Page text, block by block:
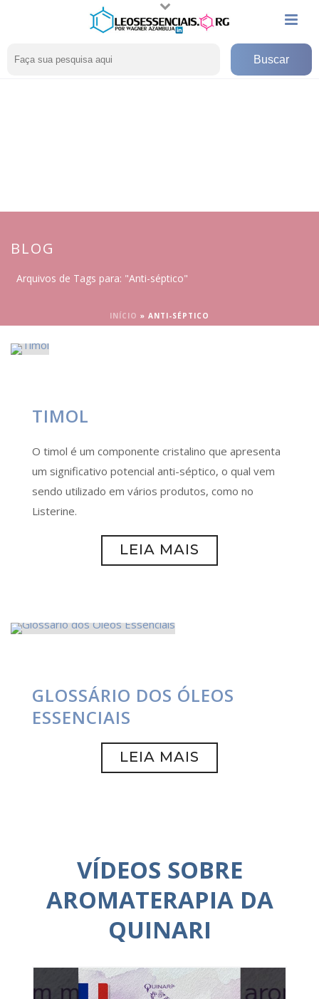
BLOG
Arquivos de Tags para: "Anti-séptico"
INÍCIO » ANTI-SÉPTICO
TIMOL
O timol é um componente cristalino que apresenta
um significativo potencial anti-séptico, o qual vem
sendo utilizado em vários produtos, como no
Listerine.
LEIA MAIS
GLOSSÁRIO DOS ÓLEOS
ESSENCIAIS
LEIA MAIS
VÍDEOS SOBRE
AROMATERAPIA DA
QUINARI